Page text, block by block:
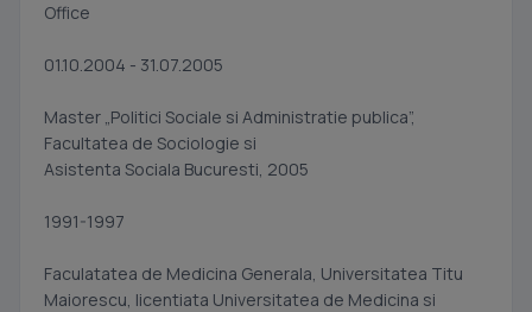
Office
01.10.2004 - 31.07.2005
Master „Politici Sociale si Administratie publica”,
Facultatea de Sociologie si
Asistenta Sociala Bucuresti, 2005
1991-1997
Faculatatea de Medicina Generala, Universitatea Titu
Maiorescu, licentiata Universitatea de Medicina si